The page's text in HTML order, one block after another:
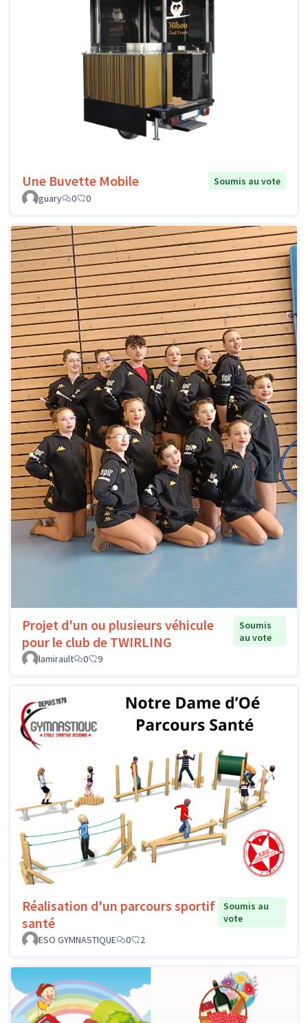
Une Buvette Mobile
Soumis au vote
guary
0 0
Projet d'un ou plusieurs véhicule
pour le club de TWIRLING
Soumis
au vote
lamirault
0 9
Réalisation d'un parcours sportif
santé
Soumis au
vote
ESO GYMNASTIQUE
0 2